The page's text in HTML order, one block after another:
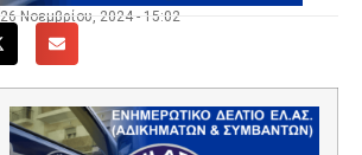
26 Νοεμβρίου, 2024 - 15:02